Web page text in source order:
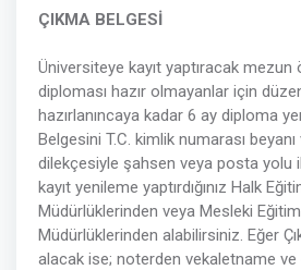
ÇIKMA BELGESİ
Üniversiteye kayıt yaptıracak mezun
diploması hazır olmayanlar için
hazırlanıncaya kadar 6 ay diploma
Belgesini T.C. kimlik numarası beyanı
dilekçesiyle şahsen veya posta yolu
kayıt yenileme yaptırdığınız Halk
Müdürlüklerinden veya Mesleki
Müdürlüklerinden alabilirsiniz. Eğer
alacak ise; noterden vekaletname ve